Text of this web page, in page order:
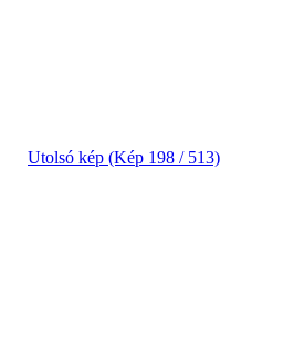
Utolsó kép (Kép 198 / 513)